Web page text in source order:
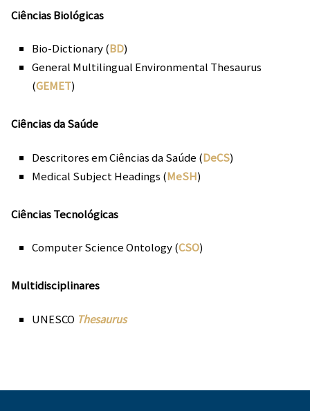
Ciências Biológicas
Bio-Dictionary (BD)
General Multilingual Environmental Thesaurus
(GEMET)
Ciências da Saúde
Descritores em Ciências da Saúde (DeCS)
Medical Subject Headings (MeSH)
Ciências Tecnológicas
Computer Science Ontology (CSO)
Multidisciplinares
UNESCO Thesaurus